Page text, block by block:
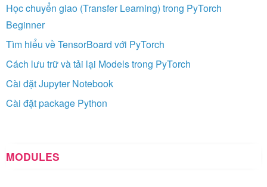
Học chuyển giao (Transfer Learning) trong PyTorch
Beginner
Tìm hiểu về TensorBoard với PyTorch
Cách lưu trữ và tải lại Models trong PyTorch
Cài đặt Jupyter Notebook
Cài đặt package Python
MODULES